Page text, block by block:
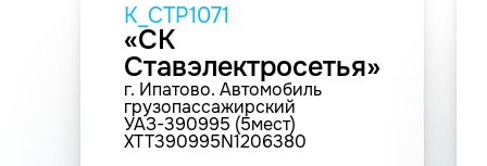
K_СТР1071
«СК
Ставэлектросетья»
г. Ипатово. Автомобиль
грузопассажирский
УАЗ-390995 (5мест)
XTT390995N1206380